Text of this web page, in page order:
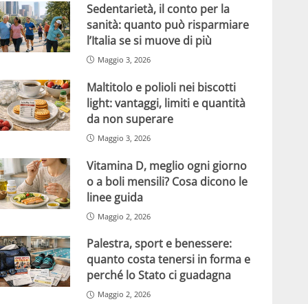
Sedentarietà, il conto per la
sanità: quanto può risparmiare
l’Italia se si muove di più
Maggio 3, 2026
Maltitolo e polioli nei biscotti
light: vantaggi, limiti e quantità
da non superare
Maggio 3, 2026
Vitamina D, meglio ogni giorno
o a boli mensili? Cosa dicono le
linee guida
Maggio 2, 2026
Palestra, sport e benessere:
quanto costa tenersi in forma e
perché lo Stato ci guadagna
Maggio 2, 2026